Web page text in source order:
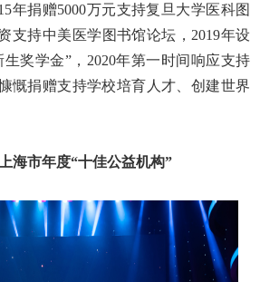
年捐赠5000万元支持复旦大学医科图
支持中美医学图书馆论坛， 2019年设
奖学金”， 2020年第一时间响应支持
慨捐赠支持学校培育人才、创建世界
海市年度“十佳公益机构”